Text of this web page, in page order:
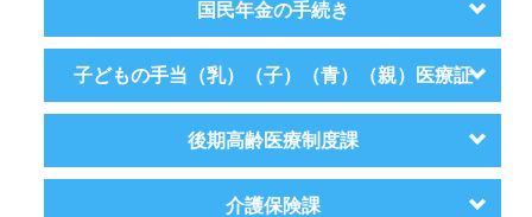
国民年金の手続き
子どもの手当（乳）（子）（青）（親）医療証
後期高齢医療制度課
介護保険課